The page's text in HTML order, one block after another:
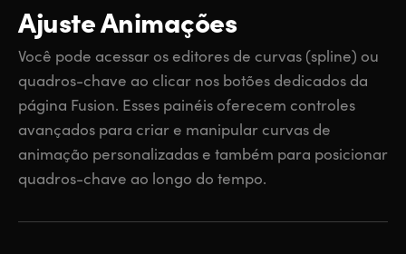
Ajuste Animações
Você pode acessar os editores de curvas (spline) ou
quadros-chave ao clicar nos botões dedicados da
página Fusion. Esses painéis oferecem controles
avançados para criar e manipular curvas de
animação personalizadas e também para posicionar
quadros-chave ao longo do tempo.